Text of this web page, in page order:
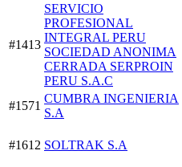
#1413
SERVICIO
PROFESIONAL
INTEGRAL PERU
SOCIEDAD ANONIMA
CERRADA SERPROIN
PERU S.A.C
#1571
CUMBRA INGENIERIA
S.A
#1612 SOLTRAK S.A